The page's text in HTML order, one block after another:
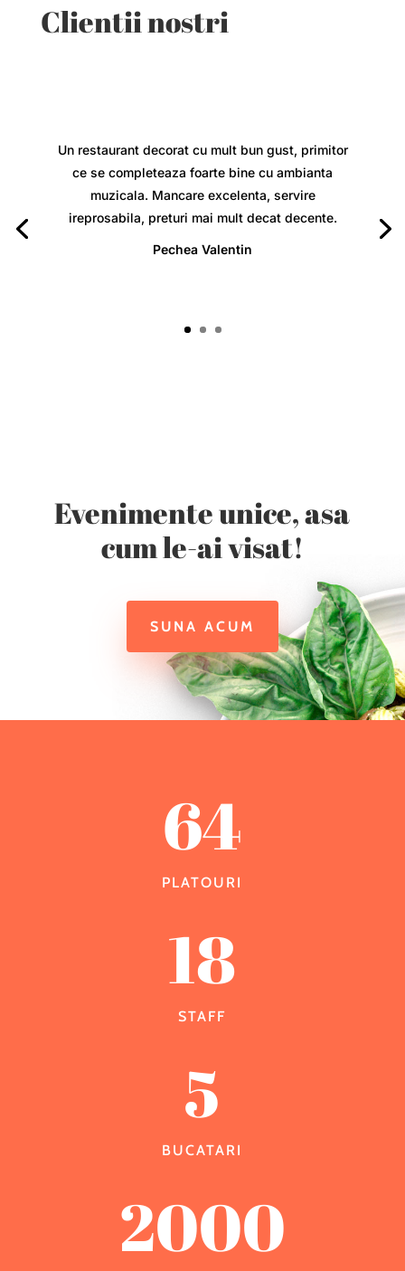
Clientii nostri
Un restaurant decorat cu mult bun gust, primitor
ce se completeaza foarte bine cu ambianta
muzicala. Mancare excelenta, servire
ireprosabila, preturi mai mult decat decente.
Pechea Valentin
Evenimente unice, asa
cum le-ai visat!
SUNA ACUM
64
PLATOURI
18
STAFF
5
BUCATARI
2000